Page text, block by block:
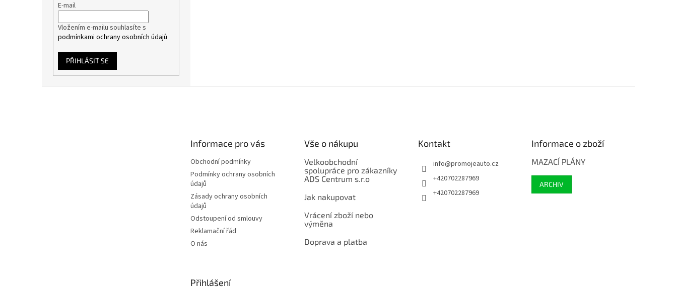
E-mail
Vložením e-mailu souhlasíte s
podmínkami ochrany osobních údajů
PŘIHLÁSIT SE
Informace pro vás
Obchodní podmínky
Podmínky ochrany osobních
údajů
Zásady ochrany osobních
údajů
Odstoupení od smlouvy
Reklamační řád
O nás
Vše o nákupu
Velkoobchodní
spolupráce pro zákazníky
ADS Centrum s.r.o
Jak nakupovat
Vrácení zboží nebo
výměna
Doprava a platba
Kontakt
info@promojeauto.cz
+420702287969
+420702287969
Informace o zboží
MAZACÍ PLÁNY
ARCHIV
Přihlášení